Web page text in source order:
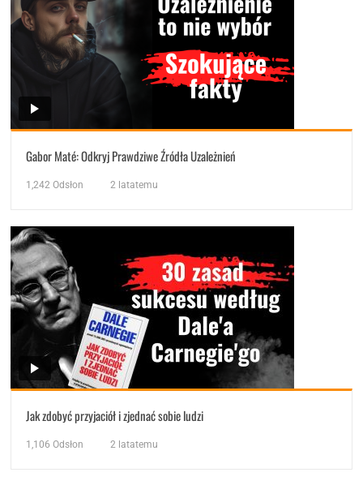
Gabor Maté: Odkryj Prawdziwe Źródła Uzależnień
1,242 Odsłon 2 latatemu
Jak zdobyć przyjaciół i zjednać sobie ludzi
1,106 Odsłon 2 latatemu